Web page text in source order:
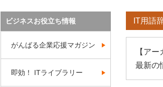
IT用語
【ア
最新の
ビジネスお役立ち情報
がんばる企業応援マガジン
即効！ ITライブラリー